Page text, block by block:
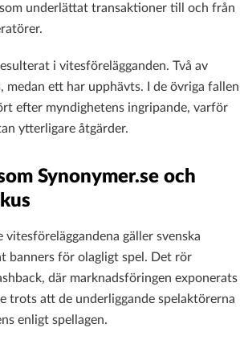
underlättat transaktioner till och från
i vitesförelägganden. Två av
medan ett har upphävts. I de övriga fallen
efter myndighetens ingripande, varför
ytterligare åtgärder.
Synonymer.se och
vitesföreläggandena gäller svenska
banners för olagligt spel. Det rör
där marknadsföringen exponerats
trots att de underliggande spelaktörerna
enligt spellagen.